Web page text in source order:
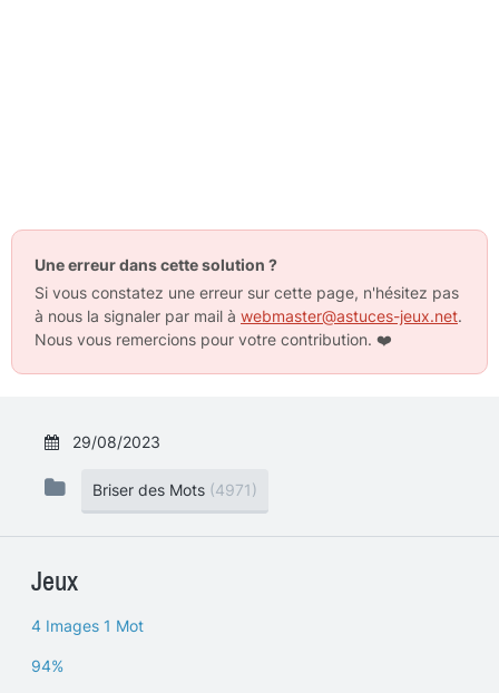
Une erreur dans cette solution ?
Si vous constatez une erreur sur cette page, n'hésitez pas
à nous la signaler par mail à webmaster@astuces-jeux.net.
Nous vous remercions pour votre contribution. ❤️
29/08/2023
Briser des Mots (4971)
Jeux
4 Images 1 Mot
94%